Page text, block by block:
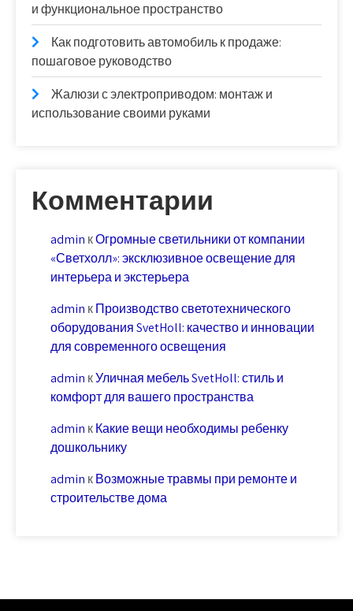
и функциональное пространство
Как подготовить автомобиль к продаже:
пошаговое руководство
Жалюзи с электроприводом: монтаж и
использование своими руками
Комментарии
admin кОгромные светильники от компании
«Светхолл»: эксклюзивное освещение для
интерьера и экстерьера
admin кПроизводство светотехнического
оборудования SvetHoll: качество и инновации
для современного освещения
admin кУличная мебель SvetHoll: стиль и
комфорт для вашего пространства
admin кКакие вещи необходимы ребенку
дошкольнику
admin кВозможные травмы при ремонте и
строительстве дома